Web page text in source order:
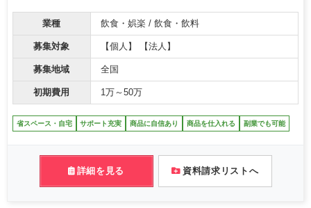
業種 飲食・娯楽 / 飲食・飲料
募集対象 【個人】 【法人】
募集地域 全国
初期費用 1万～50万
省スペース・自宅 サポート充実 商品に自信あり 商品を仕入れる 副業でも可能
詳細を見る 資料請求リストへ